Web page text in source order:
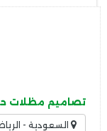
تصاميم مظلات
السعودية -